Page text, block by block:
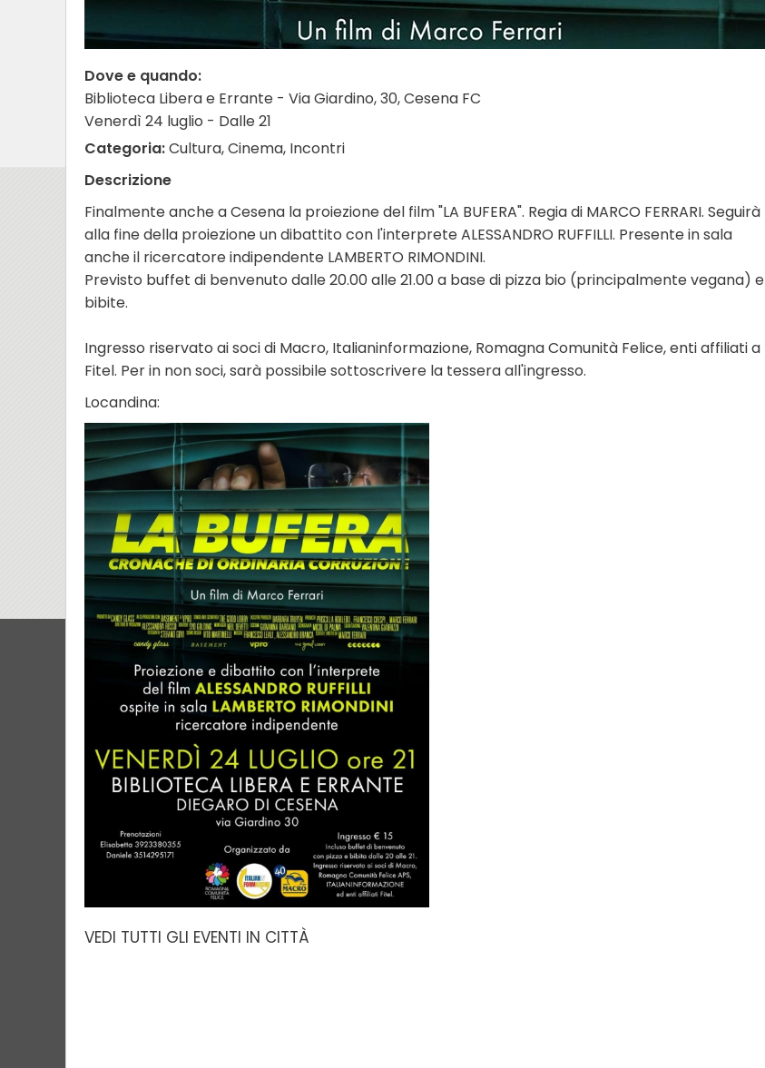
Dove e quando:
Biblioteca Libera e Errante - Via Giardino, 30, Cesena FC
Venerdì 24 luglio - Dalle 21
Categoria:Cultura, Cinema, Incontri
Descrizione
Finalmente anche a Cesena la proiezione del film "LA BUFERA". Regia di MARCO FERRARI. Seguirà
alla fine della proiezione un dibattito con l'interprete ALESSANDRO RUFFILLI. Presente in sala
anche il ricercatore indipendente LAMBERTO RIMONDINI.
Previsto buffet di benvenuto dalle 20.00 alle 21.00 a base di pizza bio (principalmente vegana) e
bibite.
Ingresso riservato ai soci di Macro, Italianinformazione, Romagna Comunità Felice, enti affiliati a
Fitel. Per in non soci, sarà possibile sottoscrivere la tessera all'ingresso.
Locandina:
VEDI TUTTI GLI EVENTI IN CITTÀ